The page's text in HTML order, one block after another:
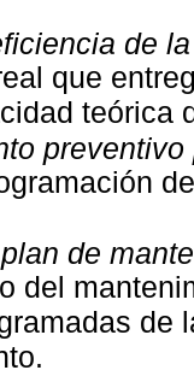
de
que
teórica
de
del
de